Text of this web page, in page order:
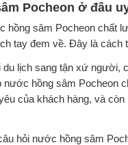
Pocheon ở đâu
hồng sâm Pocheon chất
tay đem về. Đây là
du lịch sang tận xứ
nước hồng sâm Pocheon
của khách hàng, và
hỏi nước hồng sâm